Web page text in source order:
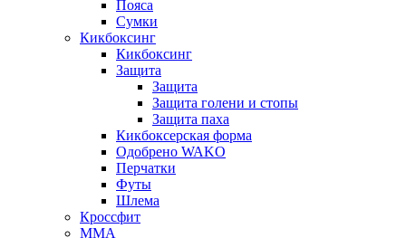
Пояса
Сумки
Кикбоксинг
Кикбоксинг
Защита
Защита
Защита голени и стопы
Защита паха
Кикбоксерская форма
Одобрено WAKO
Перчатки
Футы
Шлема
Кроссфит
ММА